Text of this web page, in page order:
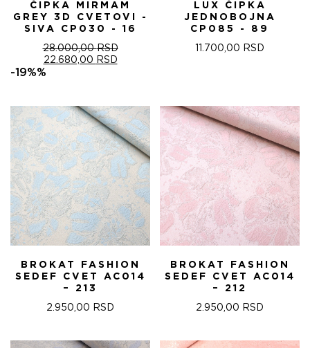
ČIPKA MIRMAM
GREY 3D CVETOVI -
SIVA CP030 - 16
28.000,00RSD
ОРИГИНАЛНА
ЦЕНА
28.000,00 RSD.
22.680,00 RSDТРЕНУТНА
-19%%
LUX ČIPKA
JEDNOBOJNA
CP085 - 89
11.700,00 RSD
BROKAT FASHION
SEDEF CVET AC014
– 213
2.950,00 RSD
BROKAT FASHION
SEDEF CVET AC014
– 212
2.950,00 RSD